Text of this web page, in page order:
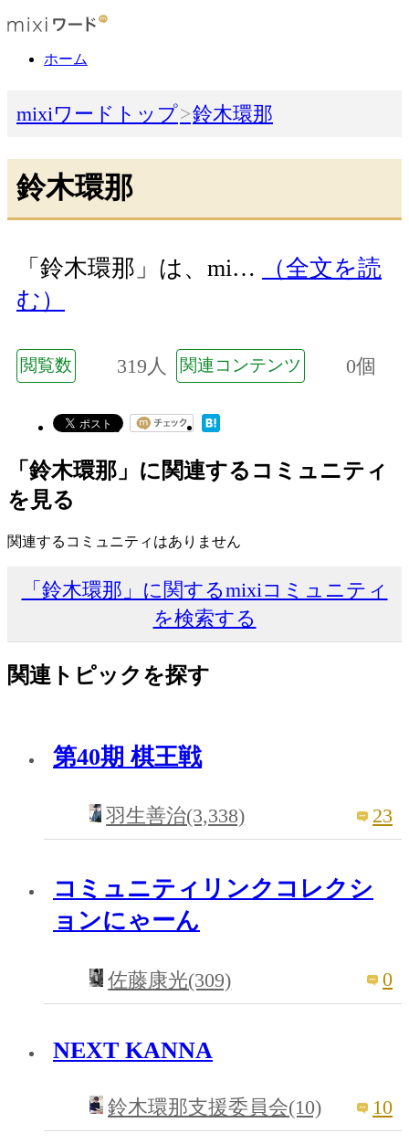
ホーム
mixiワードトップ 鈴木環那
鈴木環那
「鈴木環那」は、mi…
（全文を読
む）
閲覧数 319人 関連コンテンツ 0個
「鈴木環那」に関連するコミュニティ
を見る
関連するコミュニティはありません
「鈴木環那」に関するmixiコミュニティ
を検索する
関連トピックを探す
第40期 棋王戦
羽生善治(3,338) 23
コミュニティリンクコレクシ
ョンにゃーん
佐藤康光(309) 0
NEXT KANNA
鈴木環那支援委員会(10) 10